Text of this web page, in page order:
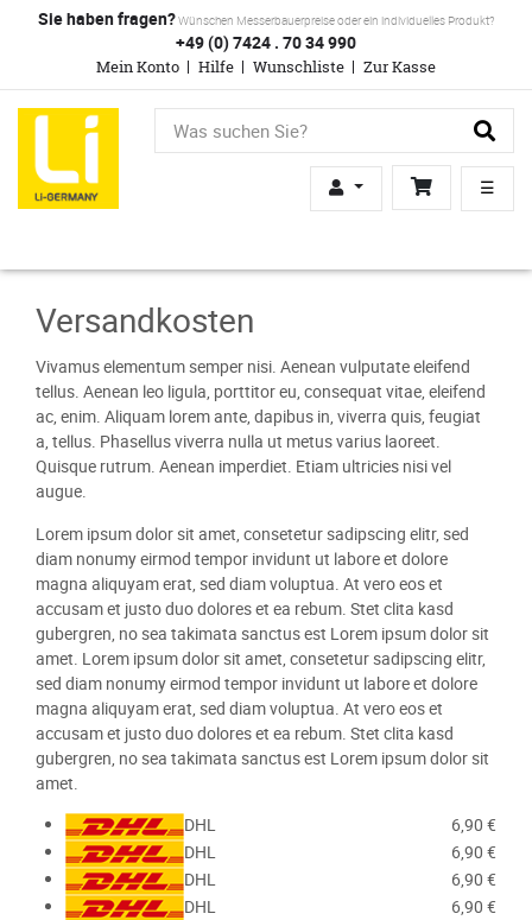
Sie haben fragen?Wünschen Messerbauerpreise oder ein individuelles Produkt?
+49 (0) 7424 . 70 34 990
Mein Konto Hilfe Wunschliste Zur Kasse
☰
Versandkosten
Vivamus elementum semper nisi. Aenean vulputate eleifend
tellus. Aenean leo ligula, porttitor eu, consequat vitae, eleifend
ac, enim. Aliquam lorem ante, dapibus in, viverra quis, feugiat
a, tellus. Phasellus viverra nulla ut metus varius laoreet.
Quisque rutrum. Aenean imperdiet. Etiam ultricies nisi vel
augue.
Lorem ipsum dolor sit amet, consetetur sadipscing elitr, sed
diam nonumy eirmod tempor invidunt ut labore et dolore
magna aliquyam erat, sed diam voluptua. At vero eos et
accusam et justo duo dolores et ea rebum. Stet clita kasd
gubergren, no sea takimata sanctus est Lorem ipsum dolor sit
amet. Lorem ipsum dolor sit amet, consetetur sadipscing elitr,
sed diam nonumy eirmod tempor invidunt ut labore et dolore
magna aliquyam erat, sed diam voluptua. At vero eos et
accusam et justo duo dolores et ea rebum. Stet clita kasd
gubergren, no sea takimata sanctus est Lorem ipsum dolor sit
amet.
DHL
6,90 €
DHL
6,90 €
DHL
6,90 €
DHL
6,90 €